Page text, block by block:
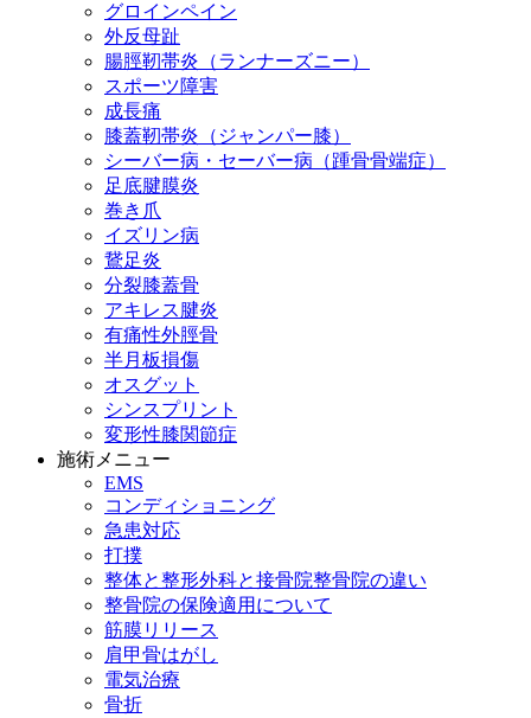
グロインペイン
外反母趾
腸脛靭帯炎（ランナーズニー）
スポーツ障害
成長痛
膝蓋靭帯炎（ジャンパー膝）
シーバー病・セーバー病（踵骨骨端症）
足底腱膜炎
巻き爪
イズリン病
鵞足炎
分裂膝蓋骨
アキレス腱炎
有痛性外脛骨
半月板損傷
オスグット
シンスプリント
変形性膝関節症
施術メニュー
EMS
コンディショニング
急患対応
打撲
整体と整形外科と接骨院整骨院の違い
整骨院の保険適用について
筋膜リリース
肩甲骨はがし
電気治療
骨折